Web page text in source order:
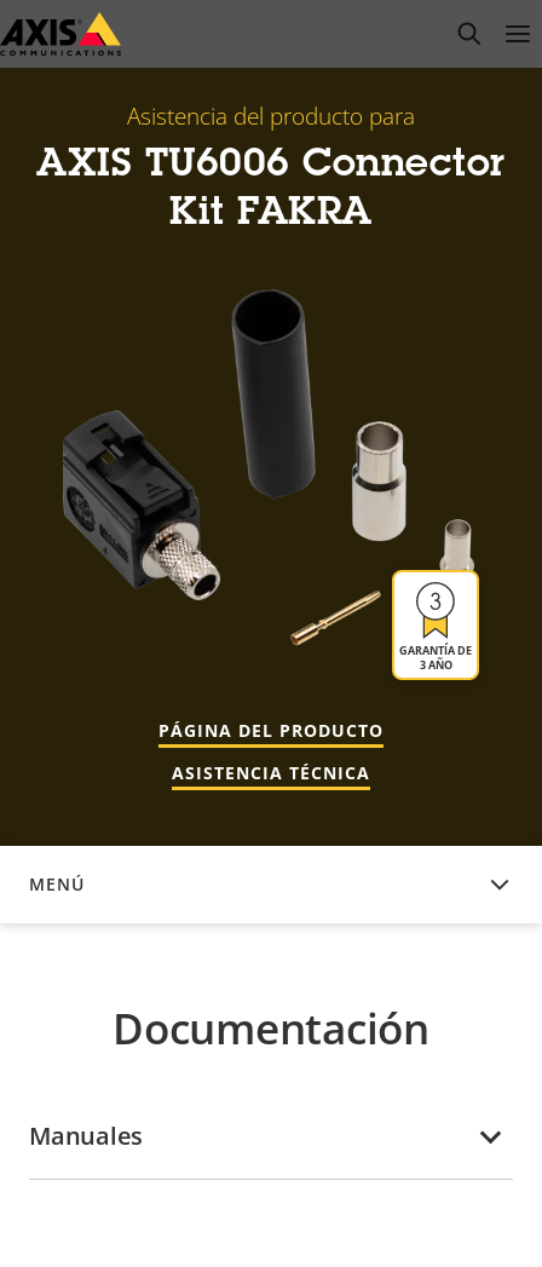
Saltar
al
open
Asistencia del producto para
AXIS TU6006 Connector
Kit FAKRA
GARANTÍA DE
3 AÑO
PÁGINA DEL PRODUCTO
ASISTENCIA TÉCNICA
MENÚ
DOCUMENTACIÓN
Documentación
Manuales